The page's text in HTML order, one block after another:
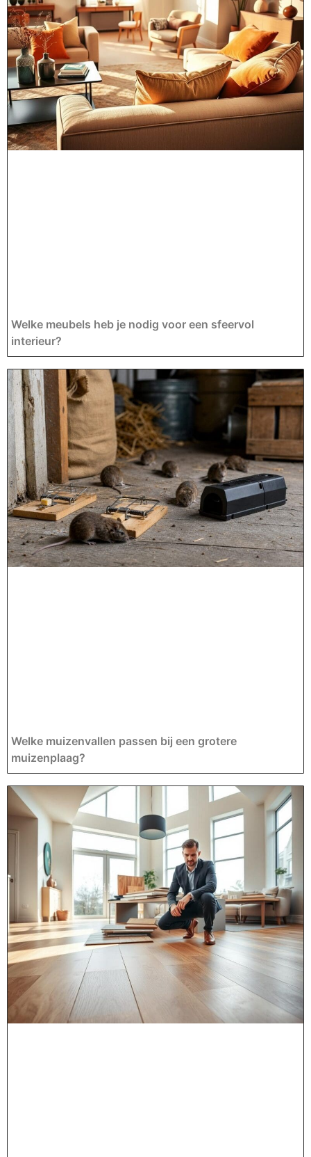
Welke meubels heb je nodig voor een sfeervol
interieur?
Welke muizenvallen passen bij een grotere
muizenplaag?